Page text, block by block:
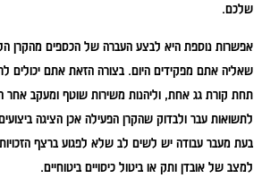
שלכם.
אפשרות נוספת היא לבצע העברה של הכספים מהקרן
שאליה אתם מפקידים היום. בצורה הזאת אתם יכולים
תחת קורת גג אחת, וליהנות משירות שוטף ומעקב אחר
לתשואות עבר ולבדוק שהקרן הפעילה אכן הציגה
בעת מעבר עבודה יש לשים לב שלא לפגוע ברצף הזכויות
למצב של אובדן ותק או ביטול כיסויים ביטוחיים.